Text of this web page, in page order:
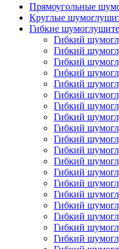
Прямоугольные
Круглые
Гибкие
Гибкий
Гибкий
Гибкий
Гибкий
Гибкий
Гибкий
Гибкий
Гибкий
Гибкий
Гибкий
Гибкий
Гибкий
Гибкий
Гибкий
Гибкий
Гибкий
Гибкий
Гибкий
Гибкий